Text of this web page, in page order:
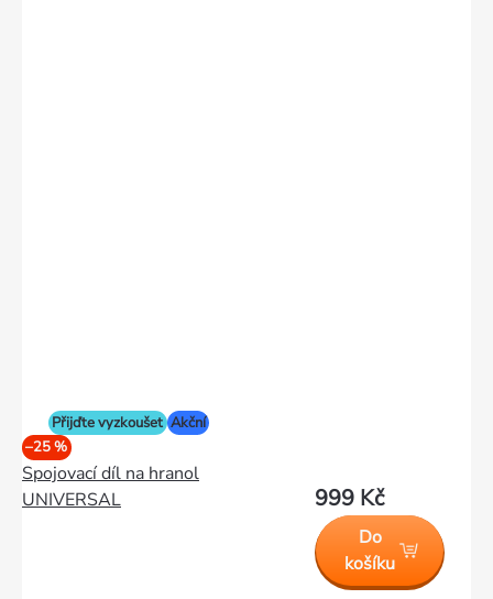
Přijďte vyzkoušet Akční
–25 %
Spojovací díl na hranol
UNIVERSAL
999 Kč
Do
košíku